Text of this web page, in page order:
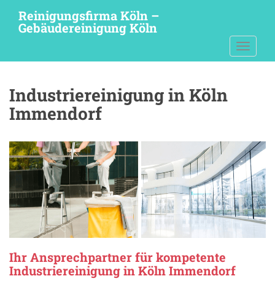
t
Reinigungsfirma Köln –
Gebäudereinigung Köln
Industriereinigung in Köln
Immendorf
Ihr Ansprechpartner für kompetente
Industriereinigung in Köln Immendorf